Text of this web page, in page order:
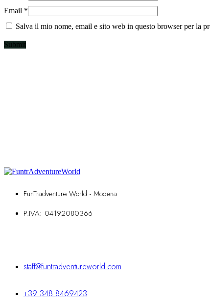
Email *
Salva il mio nome, email e sito web in questo browser per la
FunTradventure World - Modena
P.IVA: 04192080366
staff@funtradventureworld.com
+39 348 8469423